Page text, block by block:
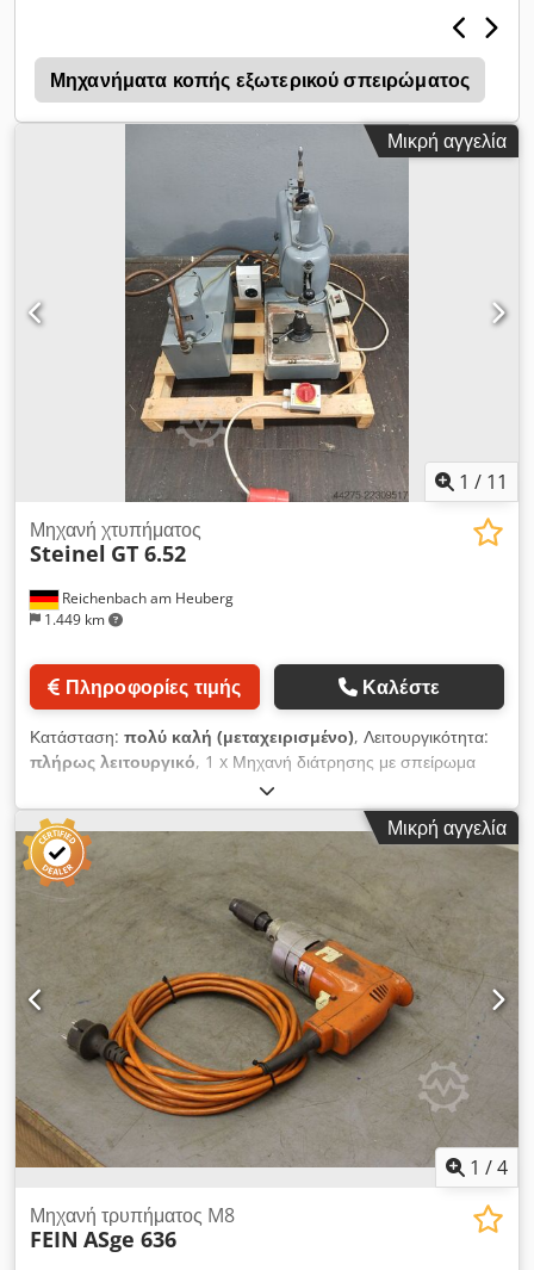
Μηχανήματα κοπής εξωτερικού σπειρώματος
Μικρή αγγελία
1 / 11
Reichenbach am Heuberg
1.449 km
Μηχανή χτυπήματος
Steinel GT 6.52
Πληροφορίες τιμής Καλέστε
Κατάσταση: πολύ καλή (μεταχειρισμένο), Λειτουργικότητα:
πλήρως λειτουργικό, 1 x Μηχανή διάτρησης με σπείρωμα
Steinel BT 6.52 με εγκατάσταση ψύξης + μικρός σφιγκτήρας
Cjdpfszk Iyqox Akljha Τεχνικά χαρακτηριστικά: Μέγιστο
μέγεθος σπειρώματος: M 6 (ανατρέξτε στις φωτογραφίες για
περισσότερα τεχνικά χαρακτηριστικά) Η μηχανή μπορεί να
ελεγχθεί κατά τη λειτουργία της.
Μικρή αγγελία
1 /4
Μηχανή τρυπήματος M8
FEIN ASge 636